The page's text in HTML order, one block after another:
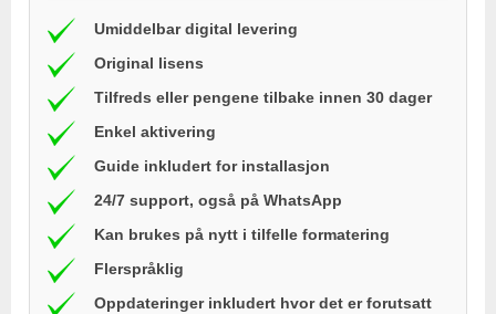
Umiddelbar digital levering
Original lisens
Tilfreds eller pengene tilbake innen 30 dager
Enkel aktivering
Guide inkludert for installasjon
24/7 support, også på WhatsApp
Kan brukes på nytt i tilfelle formatering
Flerspråklig
Oppdateringer inkludert hvor det er forutsatt